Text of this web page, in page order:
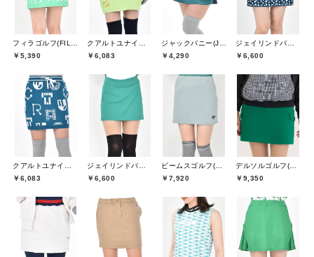
フィラゴルフ(FILA GOLF)
￥5,390
クアルトユナイテッド(CUARTO UNITED)
￥6,083
ジャックバニー(Jack Bunny)
￥4,290
ジェイリンドバーグ(J.LINDEBERG)
￥6,600
クアルトユナイテッド(CUARTO UNITED)
￥6,083
ジェイリンドバーグ(J.LINDEBERG)
￥6,600
ビームスゴルフ(BEAMS GOLF)
￥7,920
デルソルゴルフ(DELSOL GOLF)
￥9,350